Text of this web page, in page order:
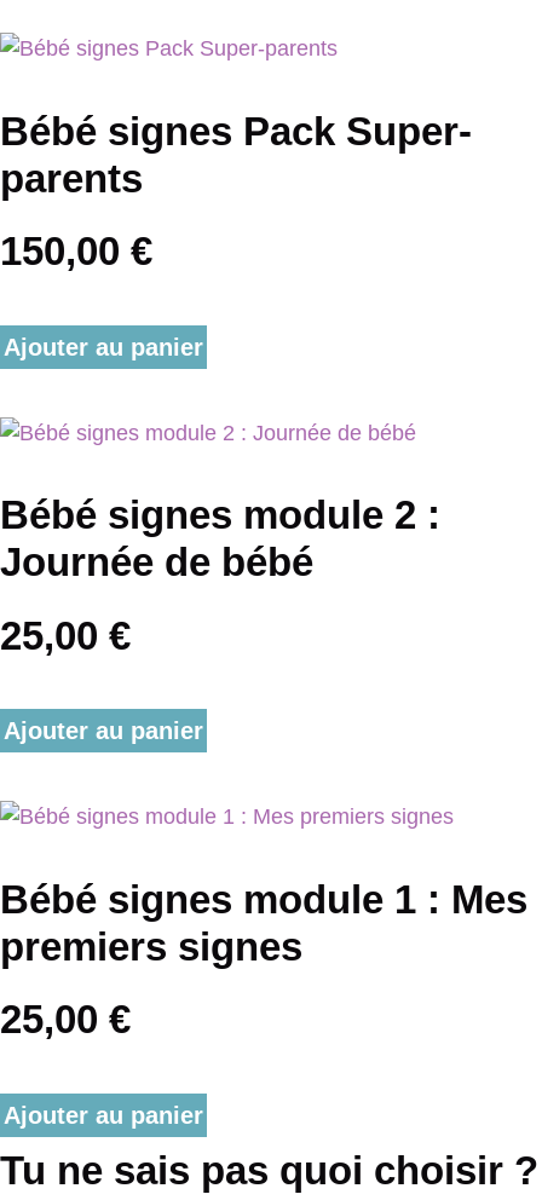
Bébé signes Pack Super-
parents
150,00 €
Ajouter au panier
Bébé signes module 2 :
Journée de bébé
25,00 €
Ajouter au panier
Bébé signes module 1 : Mes
premiers signes
25,00 €
Ajouter au panier
Tu ne sais pas quoi choisir ?